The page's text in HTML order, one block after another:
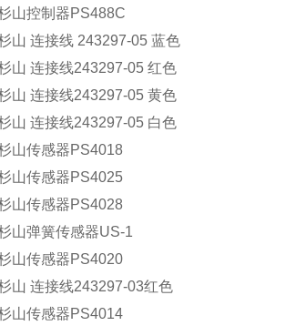
山控制器PS488C
山 连接线 243297-05 蓝色
山 连接线243297-05 红色
山 连接线243297-05 黄色
山 连接线243297-05 白色
山传感器PS4018
山传感器PS4025
山传感器PS4028
山弹簧传感器US-1
山传感器PS4020
山 连接线243297-03红色
山传感器PS4014